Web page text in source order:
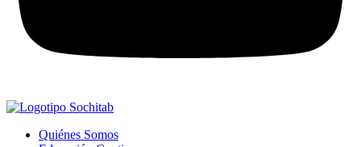
Quiénes Somos